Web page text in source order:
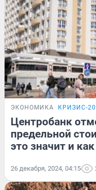
ЭКОНОМИКА КРИЗИС-
Центробанк
предельной
это значит и
26 декабря, 2024, 04:15